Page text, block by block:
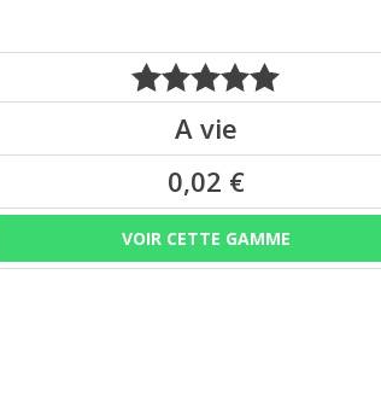
A vie
0,02 €
VOIR CETTE GAMME